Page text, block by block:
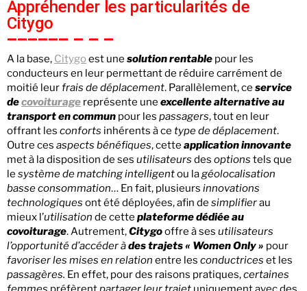
Appréhender les particularités de
Citygo
A la base, Citygoest une solution rentable pour les
conducteurs en leur permettant de réduire carrément de
moitié leurfrais de déplacement. Parallèlement, ce service
decovoiturage représente une excellente alternative au
transport en commun pour les passagers, tout en leur
offrant les conforts inhérents à ce type de déplacement.
Outre ces aspects bénéfiques, cette application innovante
met à la disposition de ses utilisateurs des options tels que
le système de matching intelligentou lagéolocalisation
basse consommation… En fait, plusieurs innovations
technologiques ont été déployées, afin de simplifierau
mieux l’utilisation de cette plateforme dédiée au
covoiturage. Autrement,Citygooffre à ses utilisateurs
l’opportunité d’accéder àdes trajets « Women Only » pour
favoriser les mises en relation entre les conductrices et les
passagères. En effet, pour des raisons pratiques,certaines